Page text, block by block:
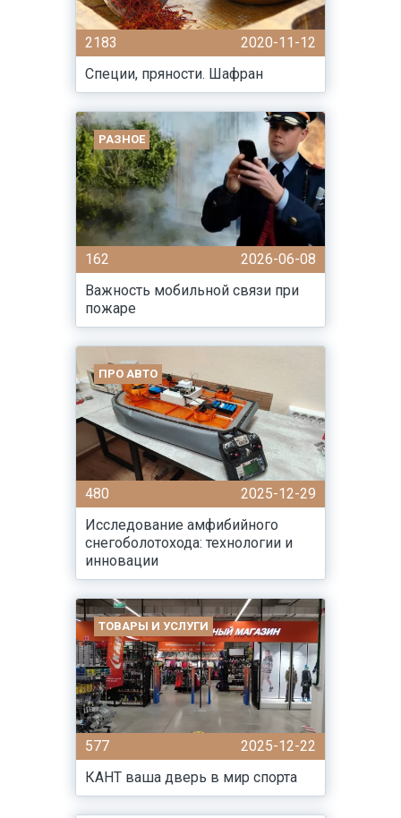
2183
2020-11-12
Специи, пряности. Шафран
РАЗНОЕ
162
2026-06-08
Важность мобильной связи при
пожаре
ПРО АВТО
480
2025-12-29
Исследование амфибийного
снегоболотохода: технологии и
инновации
ТОВАРЫ И УСЛУГИ
577
2025-12-22
КАНТ ваша дверь в мир спорта